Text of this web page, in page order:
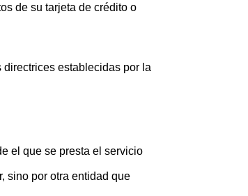
de su tarjeta de crédito o
establecidas por la
el que se presta el servicio
sino por otra entidad que